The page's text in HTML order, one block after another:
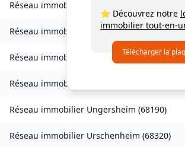
Réseau immobilier
Réseau immobilier Thannenkirch(68590)
Réseau immobilier Traubach-le-Bas (68210)
Réseau immobilier
Réseau immobilier Ungersheim (68190)
Réseau immobilier Urschenheim (68320)
⭐ Découvrez notre
immobilier tout-en-
Télécharger la